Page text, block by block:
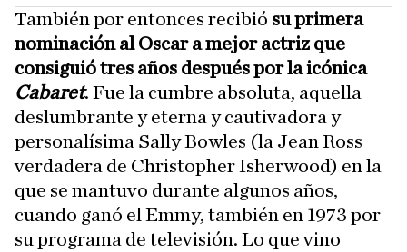
También por entonces recibió su primera
nominación al Oscar a mejor actriz que
consiguió tres años después por la icónica
Cabaret. Fue la cumbre absoluta, aquella
deslumbrante y eterna y cautivadora y
personalísima Sally Bowles (la Jean Ross
verdadera de Christopher Isherwood) en la
que se mantuvo durante algunos años,
cuando ganó el Emmy, también en 1973 por
su programa de televisión. Lo que vino